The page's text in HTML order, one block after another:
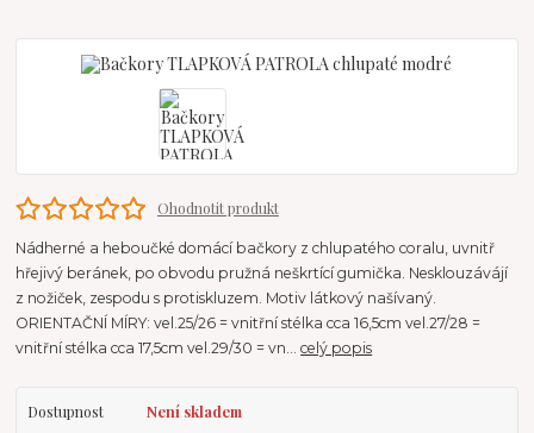
Ohodnotit produkt
Nádherné a heboučké domácí bačkory z chlupatého coralu, uvnitř
hřejivý beránek, po obvodu pružná neškrtící gumička. Nesklouzávájí
z nožiček, zespodu s protiskluzem. Motiv látkový našívaný.
ORIENTAČNÍ MÍRY: vel.25/26 = vnitřní stélka cca 16,5cm vel.27/28 =
vnitřní stélka cca 17,5cm vel.29/30 = vn...celý popis
Dostupnost
Není skladem